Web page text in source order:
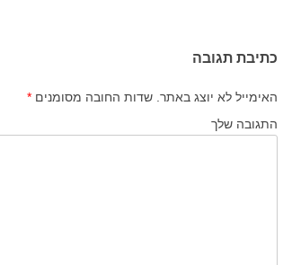
כתיבת תגובה
האימייל לא יוצג באתר. שדות החובה מסומנים *
התגובה שלך